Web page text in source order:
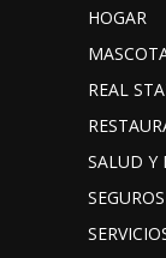
HOGAR
REAL
SALUD Y
SEGUROS